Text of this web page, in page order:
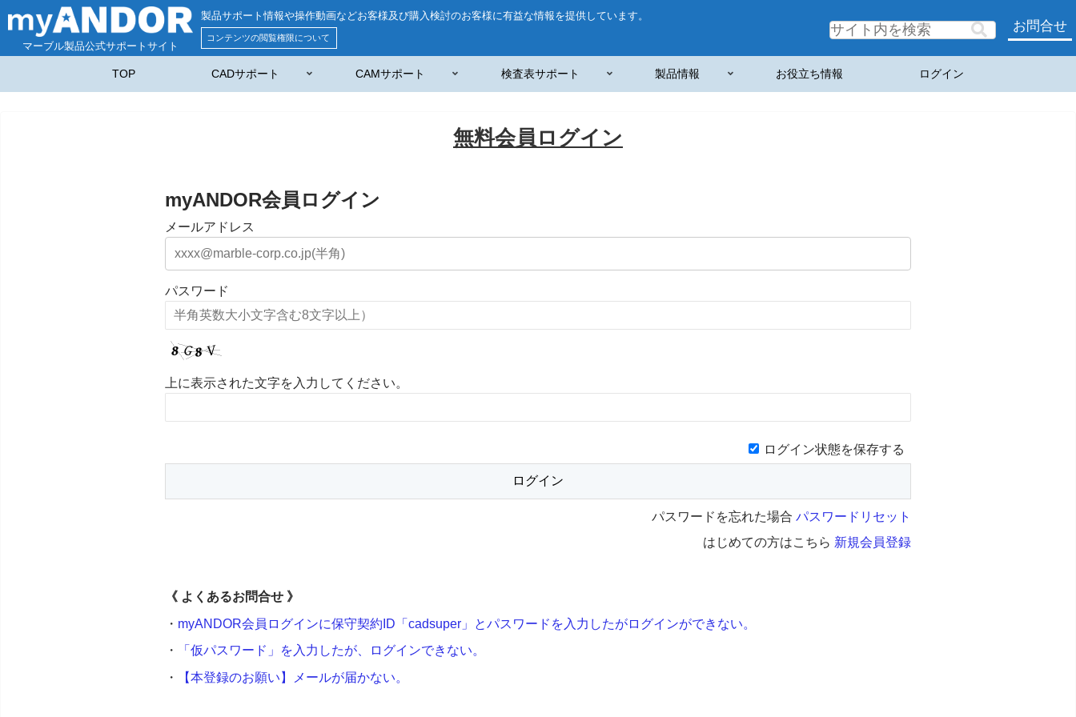
マーブル製品公式サポートサイト
製品サポート情報や操作動画などお客様及び購入検討のお客様に有益な情報を提供しています。
コンテンツの閲覧権限について
お問合せ
TOP CADサポート CAMサポート 検査表サポート 製品情報 お役立ち情報 ログイン
無料会員ログイン
myANDOR会員ログイン
メールアドレス
パスワード
上に表示された文字を入力してください。
ログイン状態を保存する
パスワードを忘れた場合 パスワードリセット
はじめての方はこちら 新規会員登録
《 よくあるお問合せ 》
・ myANDOR会員ログインに保守契約ID「cadsuper」とパスワードを入力したがログインができない。
・
「仮パスワード」を入力したが、ログインできない。
・
【本登録のお願い】メールが届かない。